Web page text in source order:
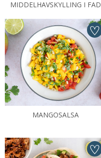
MIDDELHAVSKYLLING I FAD
MANGOSALSA